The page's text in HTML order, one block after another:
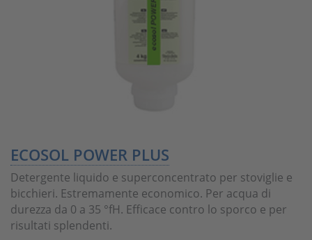
ECOSOL POWER PLUS
Detergente liquido e superconcentrato per stoviglie e
bicchieri. Estremamente economico. Per acqua di
durezza da 0 a 35 °fH. Efficace contro lo sporco e per
risultati splendenti.